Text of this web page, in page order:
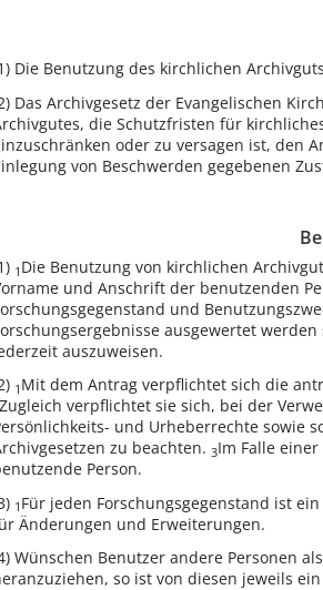
Die Benutzung des kirchlichen
Das Archivgesetz der Evangelischen
die Schutzfristen für
oder zu versagen ist, den
von Beschwerden gegebenen
1 Die Benutzung von kirchlichen
und Anschrift der benutzenden
und
ausgewertet
auszuweisen.
1 Mit dem Antrag verpflichtet sich die
Zugleich verpflichtet sie sich, bei der
und Urheberrechte sowie
zu beachten.3Im Falle
Person.
1 Für jeden Forschungsgegenstand ist
Änderungen und Erweiterungen.
Wünschen Benutzer andere Personen
so ist von diesen jeweils